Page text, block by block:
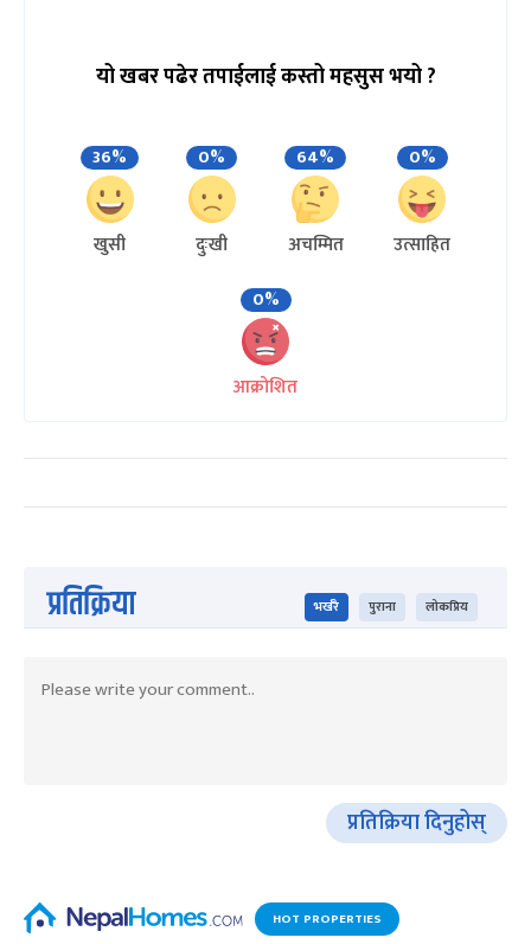
यो खबर पढेर तपाईलाई कस्तो महसुस भयो ?
36%
खुसी
0%
दुःखी
64%
अचम्मित
0%
उत्साहित
0%
आक्रोशित
प्रतिक्रिया भर्खरै पुराना लोकप्रिय
प्रतिक्रिया दिनुहोस्
HOT PROPERTIES